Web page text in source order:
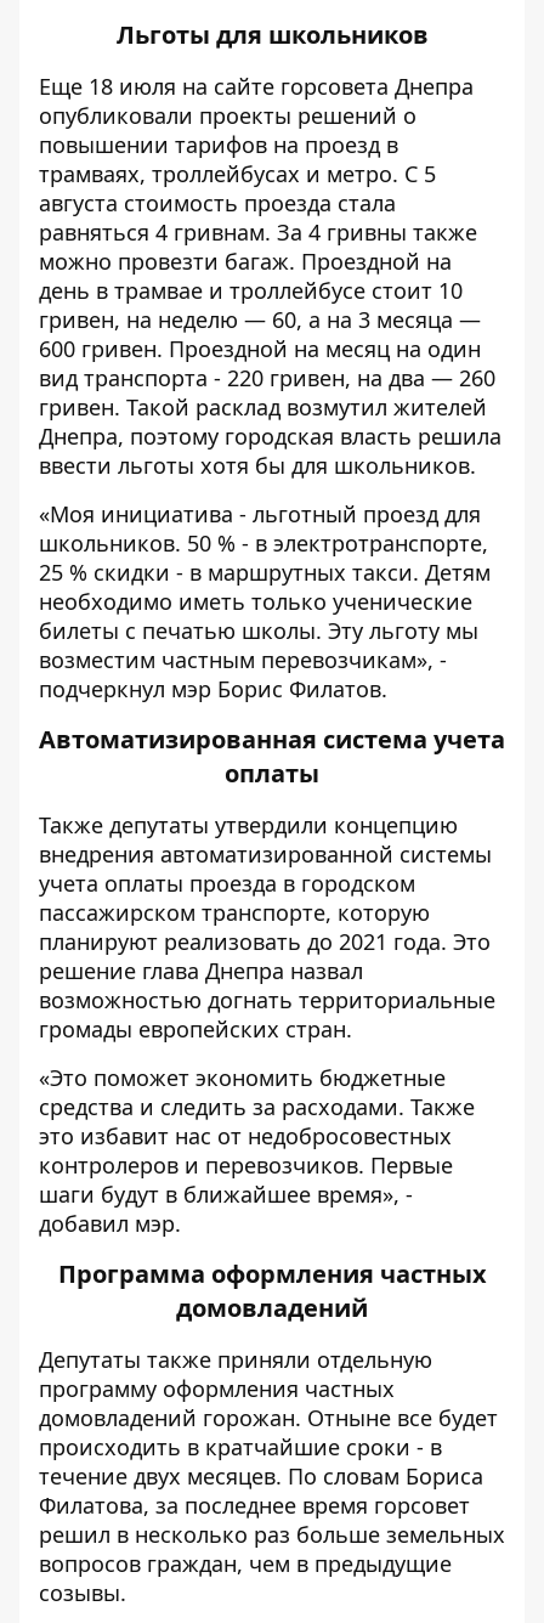
Льготы для школьников
Еще 18 июля на сайте горсовета Днепра
опубликовали проекты решений о
повышении тарифов на проезд в
трамваях, троллейбусах и метро. С 5
августа стоимость проезда стала
равняться 4 гривнам. За 4 гривны также
можно провезти багаж. Проездной на
день в трамвае и троллейбусе стоит 10
гривен, на неделю — 60, а на 3 месяца —
600 гривен. Проездной на месяц на один
вид транспорта - 220 гривен, на два — 260
гривен. Такой расклад возмутил жителей
Днепра, поэтому городская власть решила
ввести льготы хотя бы для школьников.
«Моя инициатива - льготный проезд для
школьников. 50 % - в электротранспорте,
25 % скидки - в маршрутных такси. Детям
необходимо иметь только ученические
билеты с печатью школы. Эту льготу мы
возместим частным перевозчикам», -
подчеркнул мэр Борис Филатов.
Автоматизированная система учета
оплаты
Также депутаты утвердили концепцию
внедрения автоматизированной системы
учета оплаты проезда в городском
пассажирском транспорте, которую
планируют реализовать до 2021 года. Это
решение глава Днепра назвал
возможностью догнать территориальные
громады европейских стран.
«Это поможет экономить бюджетные
средства и следить за расходами. Также
это избавит нас от недобросовестных
контролеров и перевозчиков. Первые
шаги будут в ближайшее время», -
добавил мэр.
Программа оформления частных
домовладений
Депутаты также приняли отдельную
программу оформления частных
домовладений горожан. Отныне все будет
происходить в кратчайшие сроки - в
течение двух месяцев. По словам Бориса
Филатова, за последнее время горсовет
решил в несколько раз больше земельных
вопросов граждан, чем в предыдущие
созывы.